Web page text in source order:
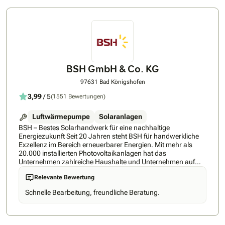
BSH GmbH & Co. KG
97631 Bad Königshofen
3,99/ 5(1551 Bewertungen)
Luftwärmepumpe
Solaranlagen
BSH – Bestes Solarhandwerk für eine nachhaltige
Energiezukunft Seit 20 Jahren steht BSH für handwerkliche
Exzellenz im Bereich erneuerbarer Energien. Mit mehr als
20.000 installierten Photovoltaikanlagen hat das
Unternehmen zahlreiche Haushalte und Unternehmen auf
dem Weg zur eigenen, nachhaltigen Energieversorgung
begleitet. Der Fokus von BSH liegt darauf, die Vision eines
perfekten Zuhauses mit modernster Energiegewinnung zu
vereinen. Individuell abgestimmte Photovoltaiksysteme
sorgen für maximale Effizienz, Autarkie und größtmöglicher
Relevante Bewertung
Schnelle Bearbeitung, freundliche Beratung.